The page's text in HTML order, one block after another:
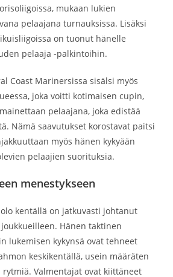
mukaan lukien
pelaajana turnauksissa. Lisäksi
on tuonut hänelle
pelaaja -palkintoihin.
Coast Marinersissa sisälsi myös
joka voitti kotimaisen cupin,
pelaajana, joka edistää
Nämä saavutukset korostavat paitsi
myös hänen kykyään
pelaajien suorituksia.
menestykseen
kentällä on jatkuvasti johtanut
Hänen taktinen
lukemisen kykynsä ovat tehneet
keskikentällä, usein määräten
Valmentajat ovat kiittäneet